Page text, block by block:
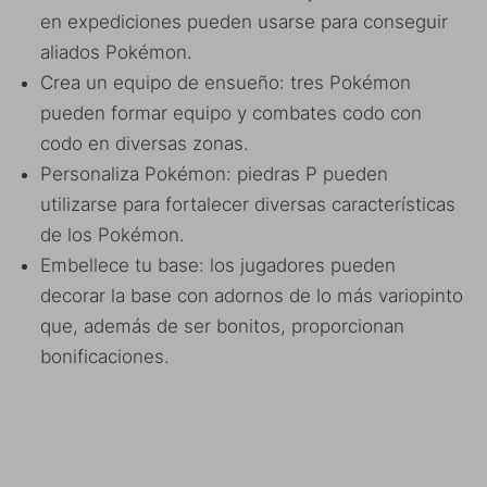
en expediciones pueden usarse para conseguir
aliados Pokémon.
Crea un equipo de ensueño: tres Pokémon
pueden formar equipo y combates codo con
codo en diversas zonas.
Personaliza Pokémon: piedras P pueden
utilizarse para fortalecer diversas características
de los Pokémon.
Embellece tu base: los jugadores pueden
decorar la base con adornos de lo más variopinto
que, además de ser bonitos, proporcionan
bonificaciones.